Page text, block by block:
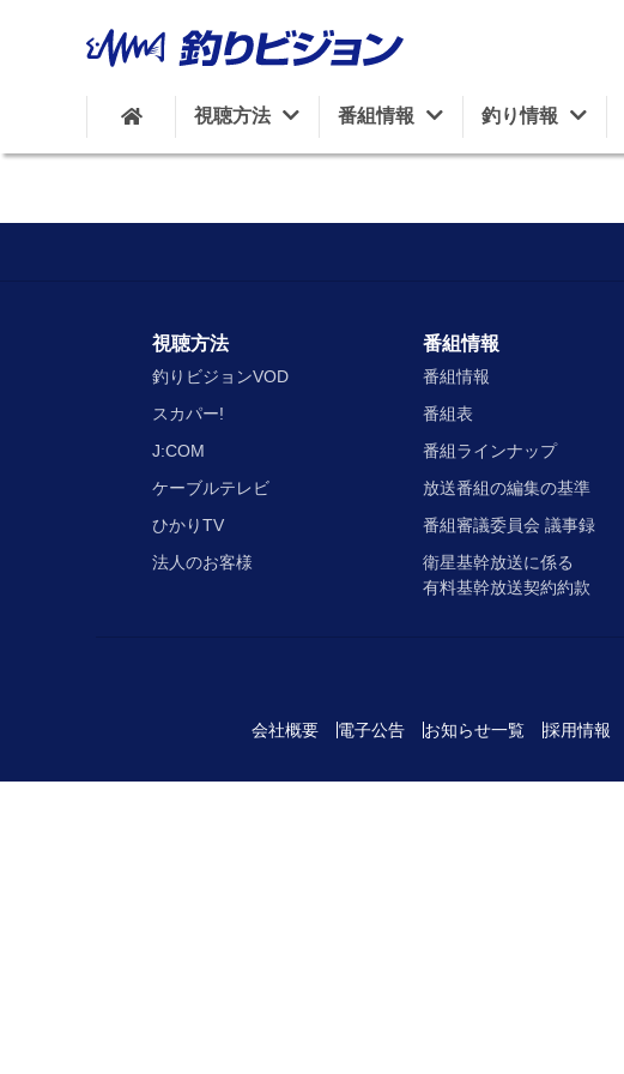
視聴方法 番組情報 釣り情報
視聴方法
釣りビジョンVOD
スカパー!
J:COM
ケーブルテレビ
ひかりTV
法人のお客様
番組情報
番組情報
番組表
番組ラインナップ
放送番組の編集の基準
番組審議委員会 議事録
衛星基幹放送に係る
有料基幹放送契約約款
会社概要 電子公告 お知らせ一覧 採用情報